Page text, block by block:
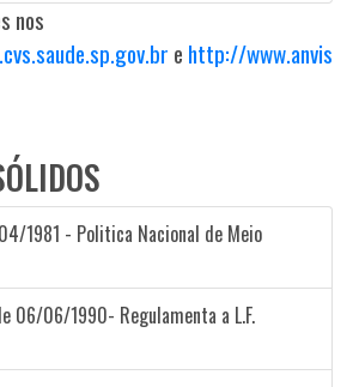
nos
e http://
1981 - Politica Nacional de Meio
06/06/1990- Regulamenta a L.F.